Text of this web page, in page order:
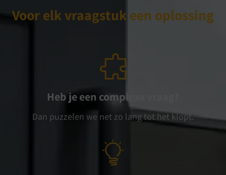
Voor elk vraagstuk een oplossing
Heb je een complexe vraag?
Dan puzzelen we net zo lang tot het klopt.